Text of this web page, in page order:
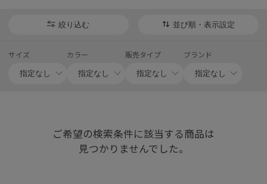
絞り込む 並び順・表示設定
サイズ カラー 販売タイプ ブランド
ご希望の検索条件に該当する商品は
見つかりませんでした。